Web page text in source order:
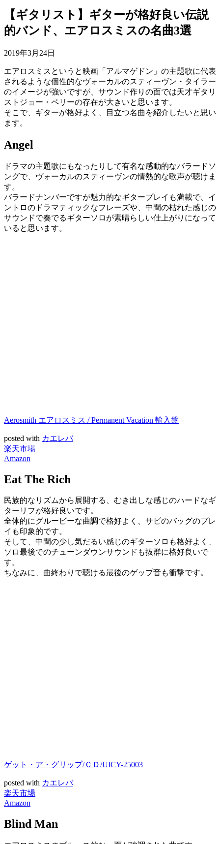
【ギタリスト】ギターが格好良い伝説
的バンド、エアロスミスの名曲3選
2019年3月24日
エアロスミスというと映画「アルマゲドン」の主題歌に代表
されるような個性的なヴォーカルのスティーヴン・タイラー
のイメージが強いですが、サウンド作りの面では天才ギタリ
ストジョー・ペリーの存在が大きいと思います。
そこで、ギターが格好よく、目立つ名曲を紹介したいと思い
ます。
Angel
ドラマの主題歌にもなったりして有名な感動的なバラードソ
ングで、ヴォーカルのスティーヴンの情熱的な歌声が聴けま
す。
バラードナンバーですが魅力的なギタープレイも満載で、イ
ントロのドラマティックなフレーズや、中間の枯れた感じの
サウンドで奏でるギターソロが素晴らしい仕上がりになって
いると思います。
Aerosmith エアロスミス / Permanent Vacation 輸入盤
posted with カエレバ
楽天市場
Amazon
Eat The Rich
民族的なリズムから展開する、むき出しな感じのハードなギ
ターリフが格好良いです。
全体的にグルービーな曲調で格好よく、サビのバッグのプレ
イも印象的です。
そして、中間の少し気だるい感じのギターソロも格好よく、
ソロ最後でのチューンダウンサウンドも抜群に格好良いで
す。
ちなみに、曲終わりで聴ける最後のゲップ音も衝撃です。
ゲット・ア・グリップ/ＣＤ/UICY-25003
posted with カエレバ
楽天市場
Amazon
Blind Man